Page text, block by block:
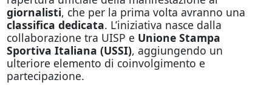
giornalisti, che per la prima volta avranno una
classifica dedicata. L’iniziativa nasce dalla
collaborazione tra UISP e Unione Stampa
Sportiva Italiana (USSI), aggiungendo un
ulteriore elemento di coinvolgimento e
partecipazione.